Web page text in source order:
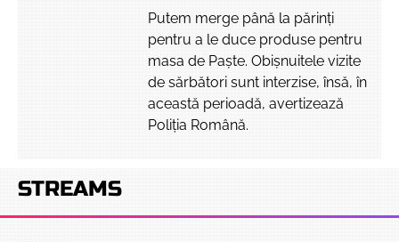
Putem merge până la părinţi
pentru a le duce produse pentru
masa de Paşte. Obișnuitele vizite
de sărbători sunt interzise, însă, în
această perioadă, avertizează
Poliția Română.
STREAMS